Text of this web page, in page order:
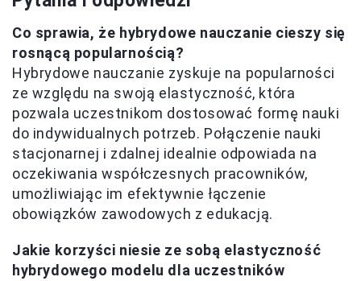
Co sprawia, że hybrydowe nauczanie cieszy się
rosnącą popularnością?
Hybrydowe nauczanie zyskuje na popularności
ze względu na swoją elastyczność, która
pozwala uczestnikom dostosować formę nauki
do indywidualnych potrzeb. Połączenie nauki
stacjonarnej i zdalnej idealnie odpowiada na
oczekiwania współczesnych pracowników,
umożliwiając im efektywnie łączenie
obowiązków zawodowych z edukacją.
Jakie korzyści niesie ze sobą elastyczność
hybrydowego modelu dla uczestników